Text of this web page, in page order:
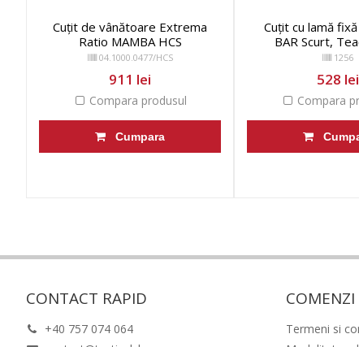
Cuțit de vânătoare Extrema
Ratio MAMBA HCS
04.1000.0477/HCS
911 lei
Compara produsul
Cumpara
Cuțit cu lamă
BAR Scurt,
1256
528 lei
Compara
CONTACT RAPID
+40 757 074 064
COMENZI
Termeni si